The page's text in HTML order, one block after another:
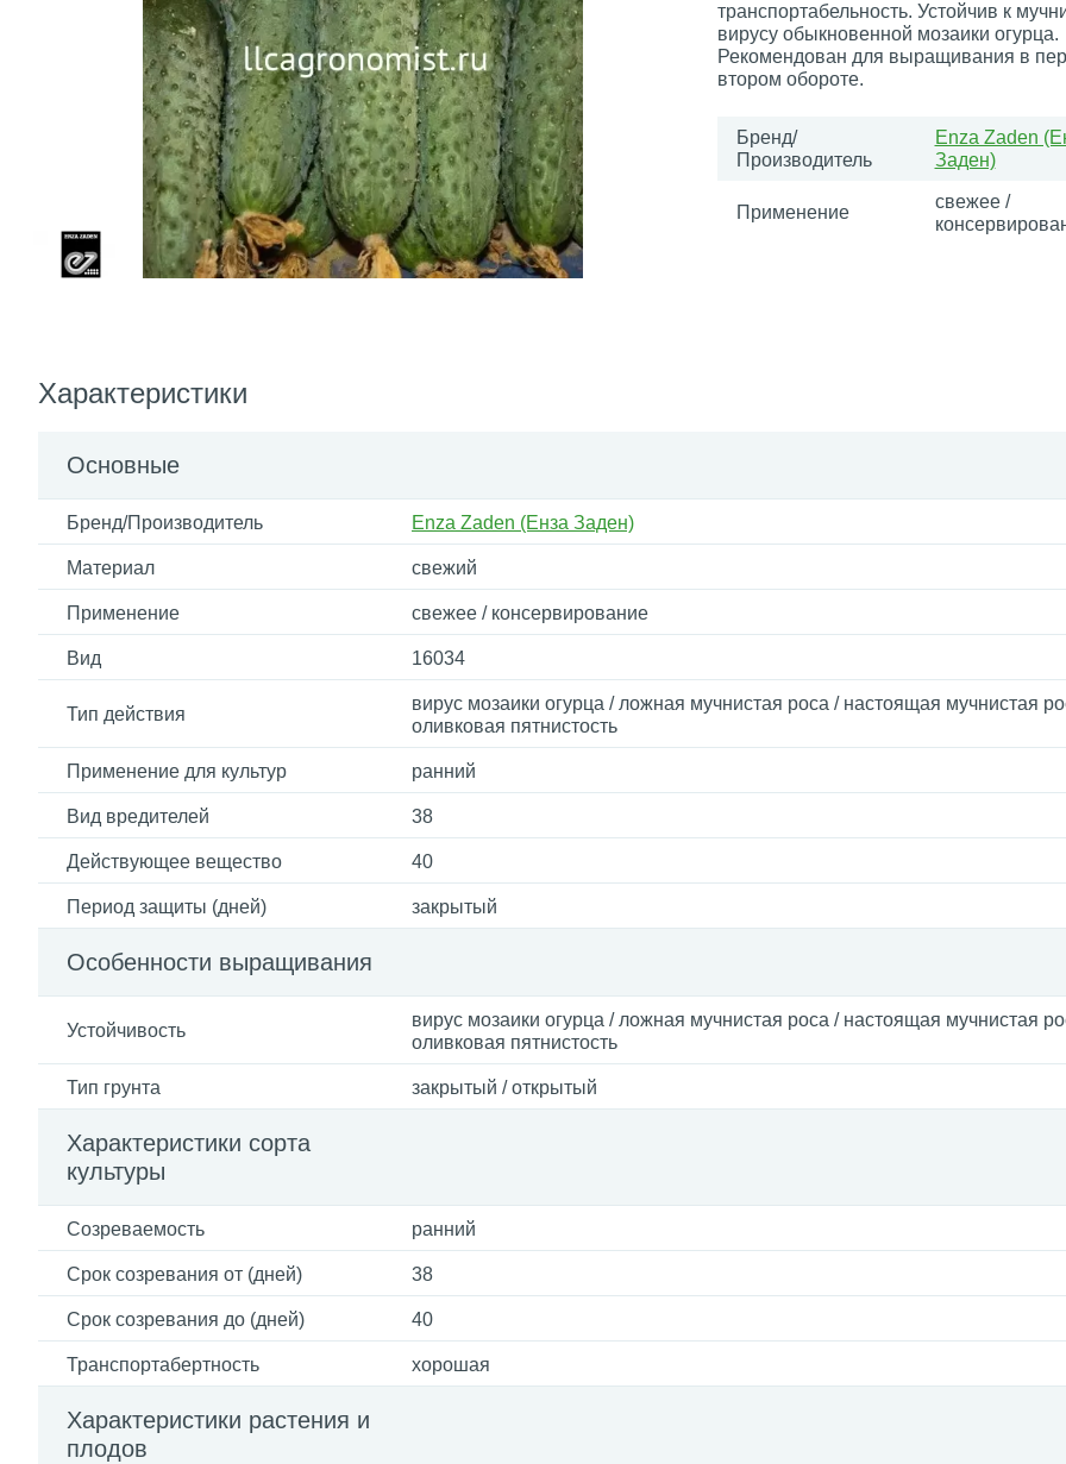
транспортабельность. Устойчив к
вирусу обыкновенной мозаики огурца.
Рекомендован для выращивания в
втором обороте.
Бренд/
Производитель
Enza Zaden
Заден)
Применение
свежее /
Характеристики
Основные
Бренд/Производитель Enza Zaden (Енза Заден)
Материал свежий
Применение свежее / консервирование
Вид 16034
Тип действия
вирус мозаики огурца / ложная мучнистая роса / настоящая мучнистая
оливковая пятнистость
Применение для культур ранний
Вид вредителей 38
Действующее вещество 40
Период защиты (дней) закрытый
Особенности выращивания
Устойчивость
вирус мозаики огурца / ложная мучнистая роса / настоящая мучнистая
оливковая пятнистость
Тип грунта закрытый / открытый
Характеристики сорта
культуры
Созреваемость ранний
Срок созревания от (дней) 38
Срок созревания до (дней) 40
Транспортабертность хорошая
Характеристики растения и
плодов